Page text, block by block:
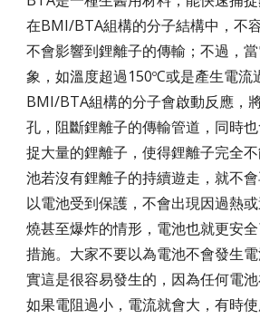
在BMI/BTA組構的分子結構中，不
不會影響到鋰離子的傳輸；不過，
象，如溫度超過150oC或是產生電流
BMI/BTA組構的分子會啟動反應，
孔，阻斷鋰離子的傳輸管道，同時
捉大量的鋰離子，使得鋰離子完全
池若沒有鋰離子的持續遊走，就不
以電池受到保護，不會出現因過熱
燒甚至爆炸的情形，電池也就更安
措施。大家不要以為電池不會發生
實這是很容易發生的，因為任何電
如果電阻過小，電流就會大，有時